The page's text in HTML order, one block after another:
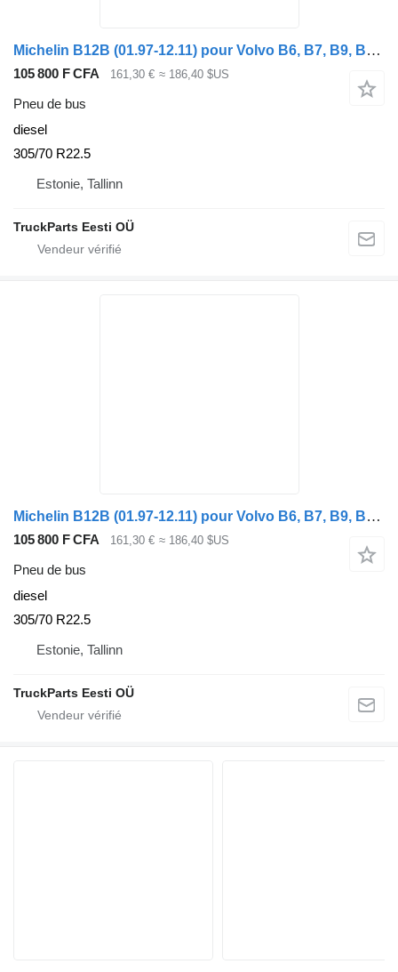
Michelin B12B (01.97-12.11) pour Volvo B6, B7, B9, B10, B12 bus (1978-2011)
105 800 F CFA 161,30 € ≈ 186,40 $US
Pneu de bus
diesel
305/70 R22.5
Estonie, Tallinn
TruckParts Eesti OÜ
Michelin B12B (01.97-12.11) pour Volvo B6, B7, B9, B10, B12 bus (1978-2011)
105 800 F CFA 161,30 € ≈ 186,40 $US
Pneu de bus
diesel
305/70 R22.5
Estonie, Tallinn
TruckParts Eesti OÜ